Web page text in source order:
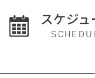
スケジュ